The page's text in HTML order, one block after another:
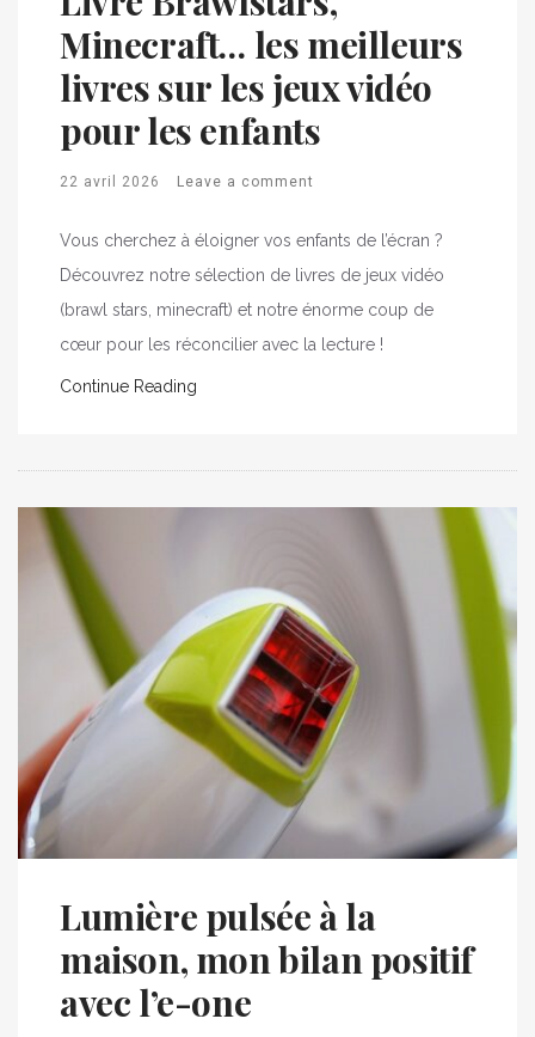
Minecraft… les meilleurs
livres sur les jeux vidéo
pour les enfants
22 avril 2026 Leave a comment
Vous cherchez à éloigner vos enfants de l’écran ?
Découvrez notre sélection de livres de jeux vidéo
(brawl stars, minecraft) et notre énorme coup de
cœur pour les réconcilier avec la lecture !
Continue Reading
Lumière pulsée à la
maison, mon bilan positif
avec l’e-one